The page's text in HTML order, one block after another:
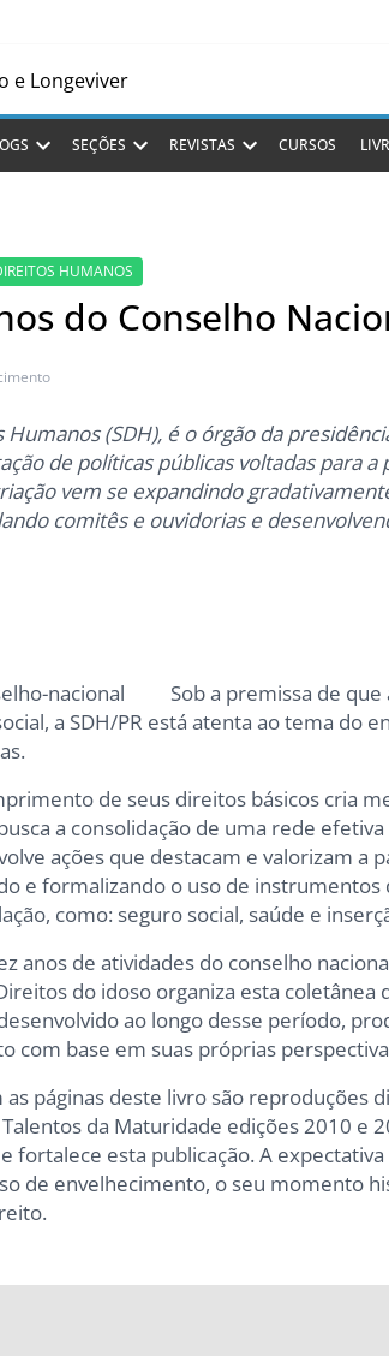
SEÇÕES REVISTAS CURSOS
HUMANOS
do Conselho
(SDH), é o órgão da
de políticas públicas voltadas para
vem se expandindo
comitês e ouvidorias e
Sob a premissa de que
a SDH/PR está atenta ao tema do
de seus direitos básicos cria
a consolidação de uma rede
ações que destacam e valorizam a
e formalizando o uso de instrumentos
como: seguro social, saúde e
anos de atividades do conselho
do idoso organiza esta
ao longo desse período,
com base em suas próprias
páginas deste livro são reproduções
da Maturidade edições 2010 e
fortalece esta publicação. A expectativa
de envelhecimento, o seu momento